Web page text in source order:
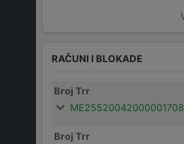
RAČUNI I BLOKADE
Broj Trr
Broj Trr